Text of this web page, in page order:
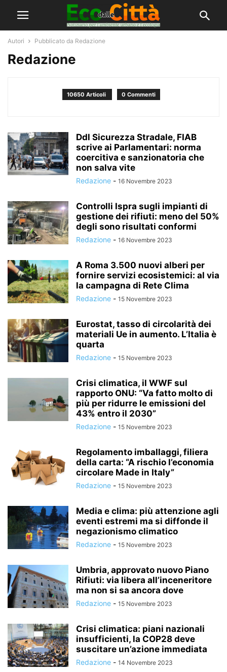
Autori Pubblicato da Redazione
Redazione
10650 Articoli 0 Commenti
Ddl Sicurezza Stradale, FIAB
scrive ai Parlamentari: norma
coercitiva e sanzionatoria che
non salva vite
Redazione - 16 Novembre 2023
Controlli Ispra sugli impianti di
gestione dei rifiuti: meno del 50%
degli sono risultati conformi
Redazione - 16 Novembre 2023
A Roma 3.500 nuovi alberi per
fornire servizi ecosistemici: al via
la campagna di Rete Clima
Redazione - 15 Novembre 2023
Eurostat, tasso di circolarità dei
materiali Ue in aumento. L’Italia è
quarta
Redazione - 15 Novembre 2023
Crisi climatica, il WWF sul
rapporto ONU: “Va fatto molto di
più per ridurre le emissioni del
43% entro il 2030”
Redazione - 15 Novembre 2023
Regolamento imballaggi, filiera
della carta: “A rischio l’economia
circolare Made in Italy”
Redazione - 15 Novembre 2023
Media e clima: più attenzione agli
eventi estremi ma si diffonde il
negazionismo climatico
Redazione - 15 Novembre 2023
Umbria, approvato nuovo Piano
Rifiuti: via libera all’inceneritore
ma non si sa ancora dove
Redazione - 15 Novembre 2023
Crisi climatica: piani nazionali
insufficienti, la COP28 deve
suscitare un’azione immediata
Redazione - 14 Novembre 2023